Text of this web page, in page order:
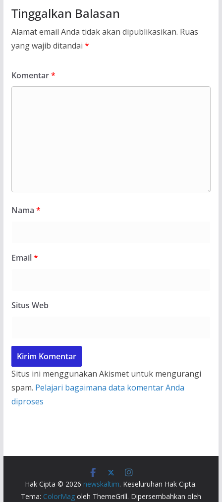
Tinggalkan Balasan
Alamat email Anda tidak akan dipublikasikan. Ruas
yang wajib ditandai *
Komentar*
Nama *
Email*
Situs Web
Situs ini menggunakan Akismet untuk mengurangi
spam. Pelajari bagaimana data komentar Anda
diproses
Hak Cipta © 2026 newskaltim. Keseluruhan Hak Cipta.
Tema: ColorMagoleh ThemeGrill. Dipersembahkan oleh